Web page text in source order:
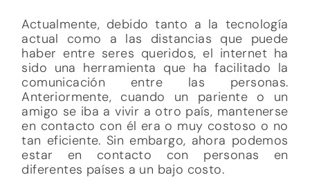
Actualmente, debido tanto a la tecnología
actual como a las distancias que puede
haber entre seres queridos, el internet ha
sido una herramienta que ha facilitado la
comunicación entre las personas.
Anteriormente, cuando un pariente o un
amigo se iba a vivir a otro país, mantenerse
en contacto con él era o muy costoso o no
tan eficiente. Sin embargo, ahora podemos
estar en contacto con personas en
diferentes países a un bajo costo.